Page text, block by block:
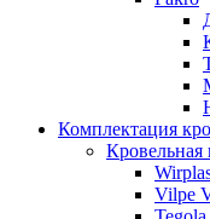
Комплектация
Кровельная
Vilpe